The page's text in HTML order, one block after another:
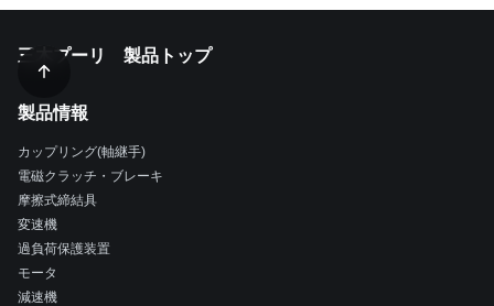
三木プーリ 製品トップ
製品情報
カップリング(軸継手)
電磁クラッチ・ブレーキ
摩擦式締結具
変速機
過負荷保護装置
モータ
減速機